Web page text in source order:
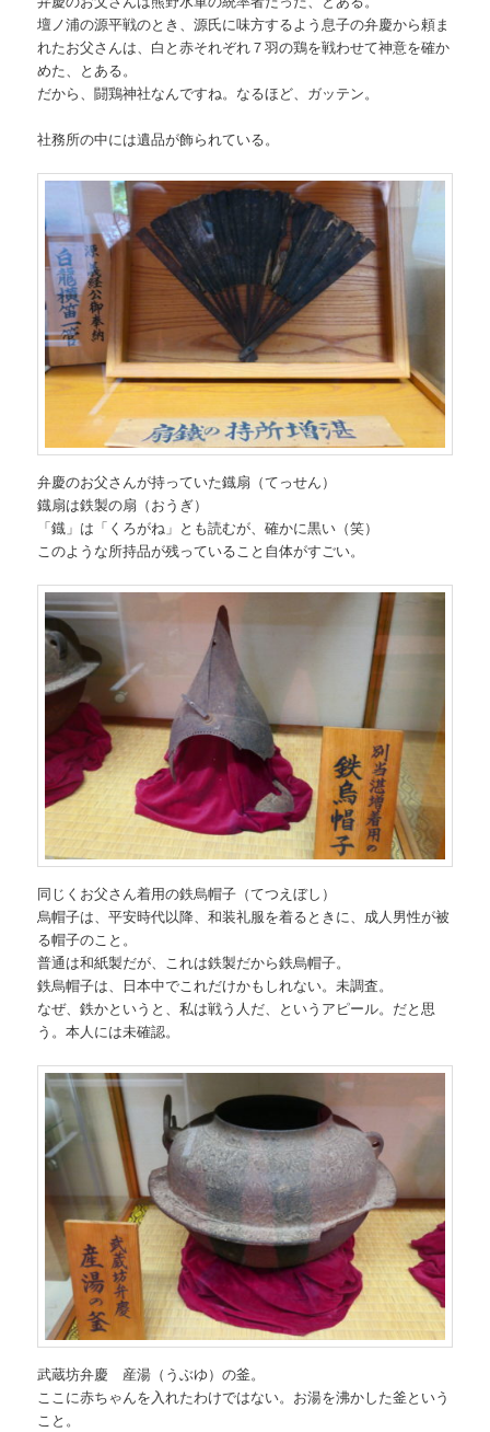
壇ノ浦の源平戦のとき、源氏に味方するよう息子の弁慶から頼ま
れたお父さんは、白と赤それぞれ７羽の鶏を戦わせて神意を確か
めた、とある。
だから、闘鶏神社なんですね。なるほど、ガッテン。
社務所の中には遺品が飾られている。
弁慶のお父さんが持っていた鐡扇（てっせん）
鐡扇は鉄製の扇（おうぎ）
「鐡」は「くろがね」とも読むが、確かに黒い（笑）
このような所持品が残っていること自体がすごい。
同じくお父さん着用の鉄烏帽子（てつえぼし）
烏帽子は、平安時代以降、和装礼服を着るときに、成人男性が被
る帽子のこと。
普通は和紙製だが、これは鉄製だから鉄烏帽子。
鉄烏帽子は、日本中でこれだけかもしれない。未調査。
なぜ、鉄かというと、私は戦う人だ、というアピール。だと思
う。本人には未確認。
武蔵坊弁慶 産湯（うぶゆ）の釜。
ここに赤ちゃんを入れたわけではない。お湯を沸かした釜という
こと。